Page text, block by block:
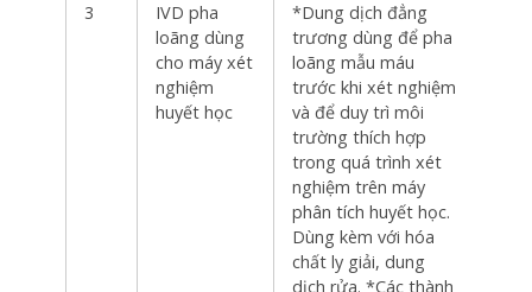
3
IVD pha
loãng dùng
cho máy xét
nghiệm
huyết học
*Dung dịch đẳng
trương dùng để pha
loãng mẫu máu
trước khi xét nghiệm
và để duy trì môi
trường thích hợp
trong quá trình xét
nghiệm trên máy
phân tích huyết học.
Dùng kèm với hóa
chất ly giải, dung
dịch rửa. *Các thành